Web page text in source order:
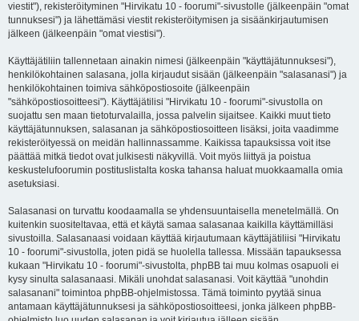
viestit"), rekisteröityminen "Hirvikatu 10 - foorumi"-sivustolle (jälkeenpäin "omat
tunnuksesi") ja lähettämäsi viestit rekisteröitymisen ja sisäänkirjautumisen
jälkeen (jälkeenpäin "omat viestisi").
Käyttäjätiliin tallennetaan ainakin nimesi (jälkeenpäin "käyttäjätunnuksesi"),
henkilökohtainen salasana, jolla kirjaudut sisään (jälkeenpäin "salasanasi") ja
henkilökohtainen toimiva sähköpostiosoite (jälkeenpäin
"sähköpostiosoitteesi"). Käyttäjätilisi "Hirvikatu 10 - foorumi"-sivustolla on
suojattu sen maan tietoturvalailla, jossa palvelin sijaitsee. Kaikki muut tieto
käyttäjätunnuksen, salasanan ja sähköpostiosoitteen lisäksi, joita vaadimme
rekisteröityessä on meidän hallinnassamme. Kaikissa tapauksissa voit itse
päättää mitkä tiedot ovat julkisesti näkyvillä. Voit myös liittyä ja poistua
keskustelufoorumin postituslistalta koska tahansa haluat muokkaamalla omia
asetuksiasi.
Salasanasi on turvattu koodaamalla se yhdensuuntaisella menetelmällä. On
kuitenkin suositeltavaa, että et käytä samaa salasanaa kaikilla käyttämilläsi
sivustoilla. Salasanaasi voidaan käyttää kirjautumaan käyttäjätiliisi "Hirvikatu
10 - foorumi"-sivustolla, joten pidä se huolella tallessa. Missään tapauksessa
kukaan "Hirvikatu 10 - foorumi"-sivustolta, phpBB tai muu kolmas osapuoli ei
kysy sinulta salasanaasi. Mikäli unohdat salasanasi. Voit käyttää "unohdin
salasanani" toimintoa phpBB-ohjelmistossa. Tämä toiminto pyytää sinua
antamaan käyttäjätunnuksesi ja sähköpostiosoitteesi, jonka jälkeen phpBB-